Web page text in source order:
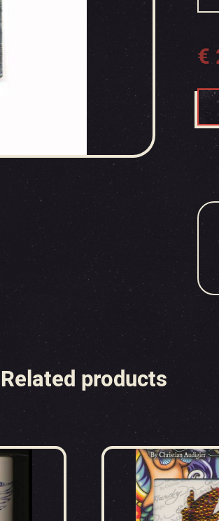
€
Related products